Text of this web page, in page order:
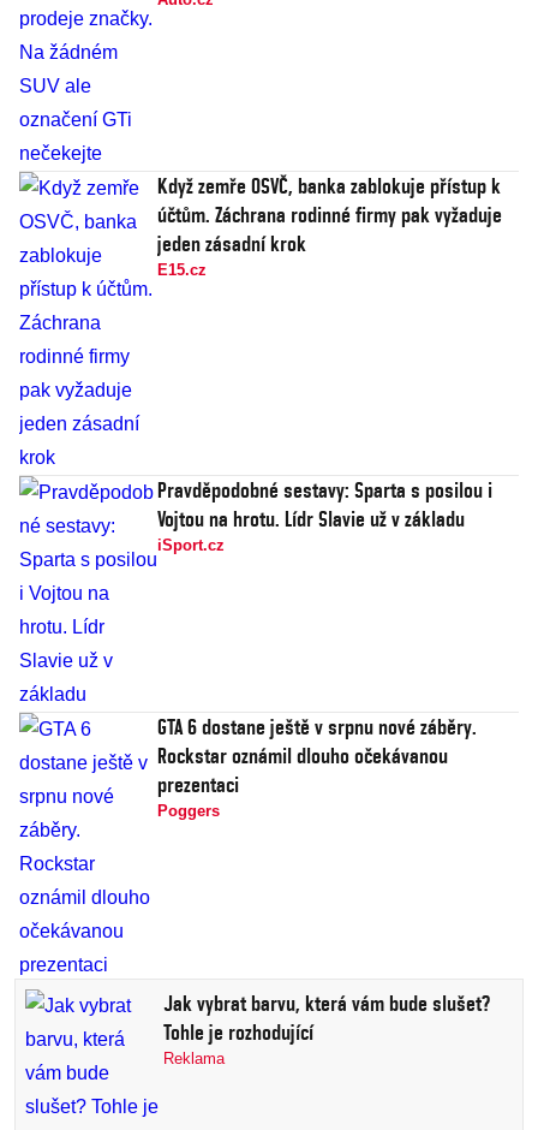
Když zemře OSVČ, banka zablokuje přístup k
účtům. Záchrana rodinné firmy pak vyžaduje
jeden zásadní krok
E15.cz
Pravděpodobné sestavy: Sparta s posilou i
Vojtou na hrotu. Lídr Slavie už v základu
iSport.cz
GTA 6 dostane ještě v srpnu nové záběry.
Rockstar oznámil dlouho očekávanou
prezentaci
Poggers
Jak vybrat barvu, která vám bude slušet?
Tohle je rozhodující
Reklama